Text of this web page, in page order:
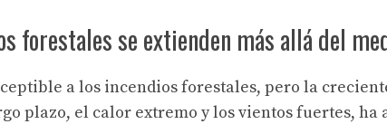
forestales se extienden más allá del
a los incendios forestales, pero la
plazo, el calor extremo y los vientos fuertes,